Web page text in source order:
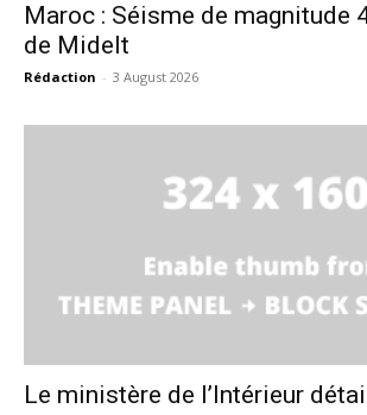
le1.ma
l'information
Maroc : Séisme de magnitude
de Midelt
Rédaction - 3 August 2026
Le ministère de l’Intérieur